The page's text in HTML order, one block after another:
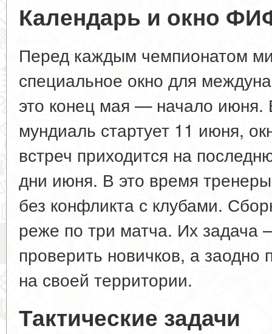
Календарь и окно
Перед каждым чемпионатом
специальное окно для
это конец мая — начало июня.
мундиаль стартует 11 июня,
встреч приходится на
дни июня. В это время
без конфликта с клубами.
реже по три матча. Их задача
проверить новичков, а
на своей территории.
Тактические задачи